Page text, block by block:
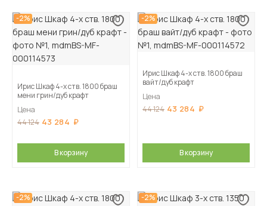
-2%
Ирис Шкаф 4-х ств. 1800 браш
мени грин/дуб крафт
Цена
44 124 43 284
В корзину
-2%
Ирис Шкаф 4-х ств. 1800 браш
вайт/дуб крафт
Цена
44 124 43 284
В корзину
-2% -2%